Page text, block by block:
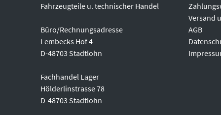
Fahrzeugteile u. technischer Handel
Büro/Rechnungsadresse
Lembecks Hof 4
D-48703 Stadtlohn
Fachhandel Lager
Hölderlinstrasse 78
D-48703 Stadtlohn
Versand
AGB